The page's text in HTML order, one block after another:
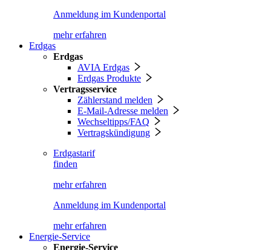
Anmeldung im Kundenportal
mehr erfahren
Erdgas
Erdgas
AVIA Erdgas
Erdgas Produkte
Vertragsservice
Zählerstand melden
E-Mail-Adresse melden
Wechseltipps/FAQ
Vertragskündigung
Erdgastarif
finden
mehr erfahren
Anmeldung im Kundenportal
mehr erfahren
Energie-Service
Energie-Service